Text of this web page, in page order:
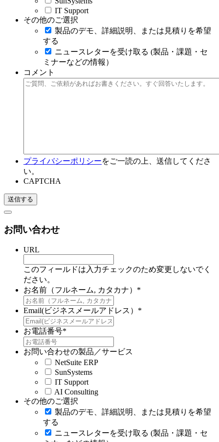
IT Support
その他のご選択
製品のデモ、詳細説明、または見積りを希望
する
ニュースレターを受け取る (製品・課題・セ
ミナーなどの情報）
コメント
プライバシーポリシーをご一読の上、送信してくださ
い。
CAPTCHA
お問い合わせ
URL
このフィールドは入力チェックのため変更しないでく
ださい。
お名前（フルネーム, カタカナ） *
Email(ビジネスメールアドレス） *
お電話番号*
お問い合わせの製品／サービス
NetSuite ERP
SunSystems
IT Support
AI Consulting
その他のご選択
製品のデモ、詳細説明、または見積りを希望
する
ニュースレターを受け取る (製品・課題・セ